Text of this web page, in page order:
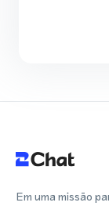
Em uma missão